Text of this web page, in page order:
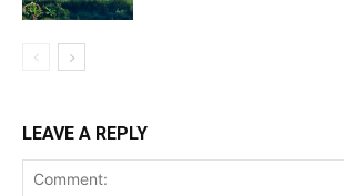
LEAVE A REPLY